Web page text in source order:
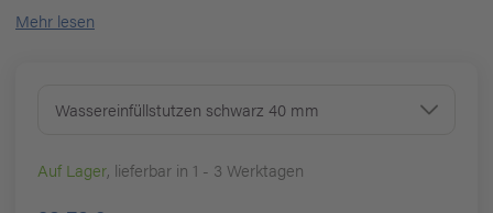
Mehr lesen
Wassereinfüllstutzen schwarz 40 mm
Auf Lager, lieferbar in 1 - 3 Werktagen